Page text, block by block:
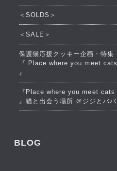
＜SOLDS＞
＜SALE＞
保護猫応援クッキー企画・特集
『 Place where you meet cats
』
『Place where you meet cats
』猫と出会う場所 ＠ジジとババ
BLOG